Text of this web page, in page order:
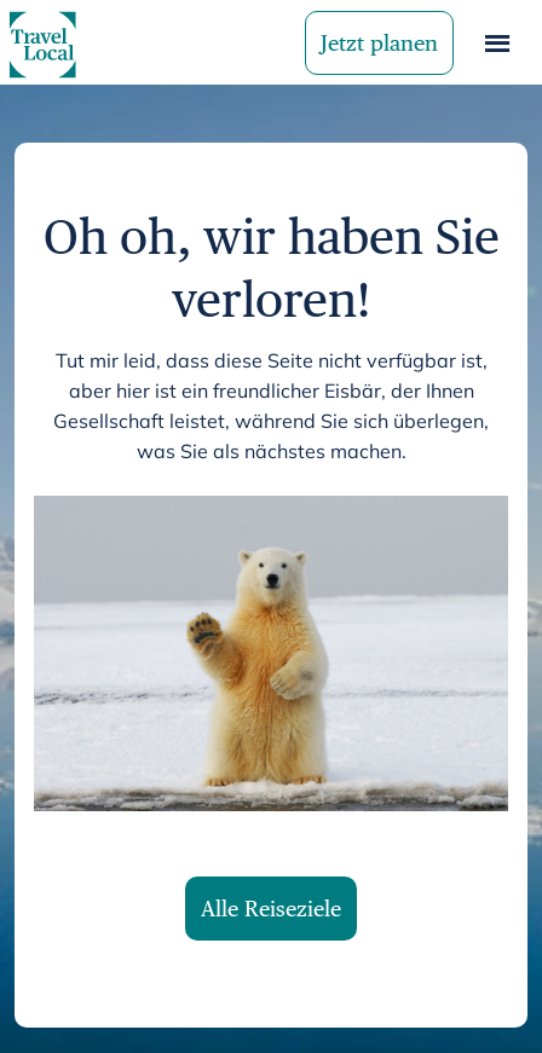
Jetzt planen
Oh oh, wir haben Sie
verloren!
Tut mir leid, dass diese Seite nicht verfügbar ist,
aber hier ist ein freundlicher Eisbär, der Ihnen
Gesellschaft leistet, während Sie sich überlegen,
was Sie als nächstes machen.
Alle Reiseziele